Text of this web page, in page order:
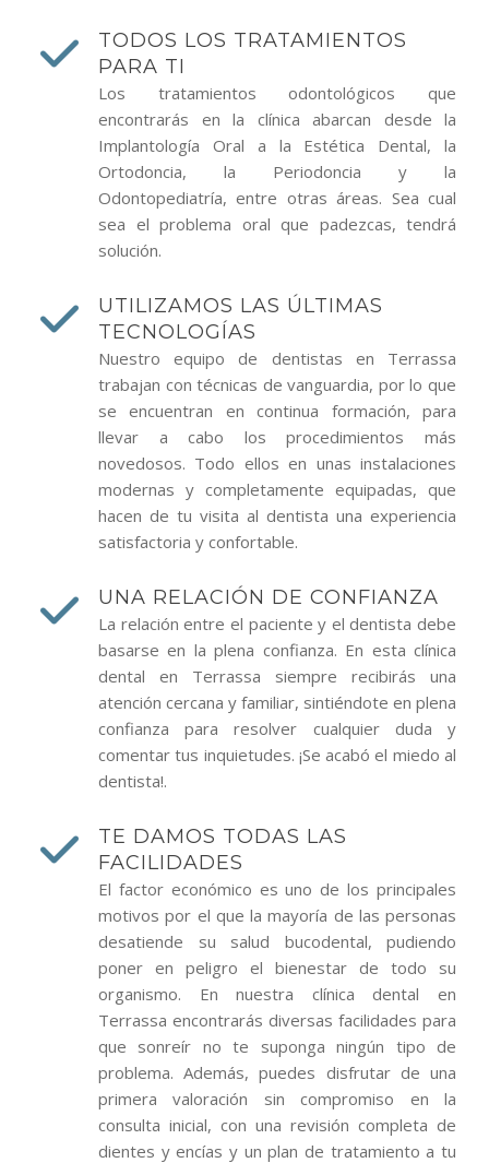
TODOS LOS TRATAMIENTOS
PARA TI
Los tratamientos odontológicos que
encontrarás en la clínica abarcan desde la
Implantología Oral a la Estética Dental, la
Ortodoncia, la Periodoncia y la
Odontopediatría, entre otras áreas. Sea cual
sea el problema oral que padezcas, tendrá
solución.
UTILIZAMOS LAS ÚLTIMAS
TECNOLOGÍAS
Nuestro equipo de dentistas en Terrassa
trabajan con técnicas de vanguardia, por lo que
se encuentran en continua formación, para
llevar a cabo los procedimientos más
novedosos. Todo ellos en unas instalaciones
modernas y completamente equipadas, que
hacen de tu visita al dentista una experiencia
satisfactoria y confortable.
UNA RELACIÓN DE CONFIANZA
La relación entre el paciente y el dentista debe
basarse en la plena confianza. En esta clínica
dental en Terrassa siempre recibirás una
atención cercana y familiar, sintiéndote en plena
confianza para resolver cualquier duda y
comentar tus inquietudes. ¡Se acabó el miedo al
dentista!.
TE DAMOS TODAS LAS
FACILIDADES
El factor económico es uno de los principales
motivos por el que la mayoría de las personas
desatiende su salud bucodental, pudiendo
poner en peligro el bienestar de todo su
organismo. En nuestra clínica dental en
Terrassa encontrarás diversas facilidades para
que sonreír no te suponga ningún tipo de
problema. Además, puedes disfrutar de una
primera valoración sin compromiso en la
consulta inicial, con una revisión completa de
dientes y encías y un plan de tratamiento a tu